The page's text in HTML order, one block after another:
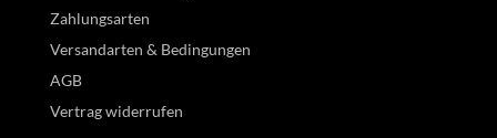
Zahlungsarten
Versandarten & Bedingungen
AGB
Vertrag widerrufen